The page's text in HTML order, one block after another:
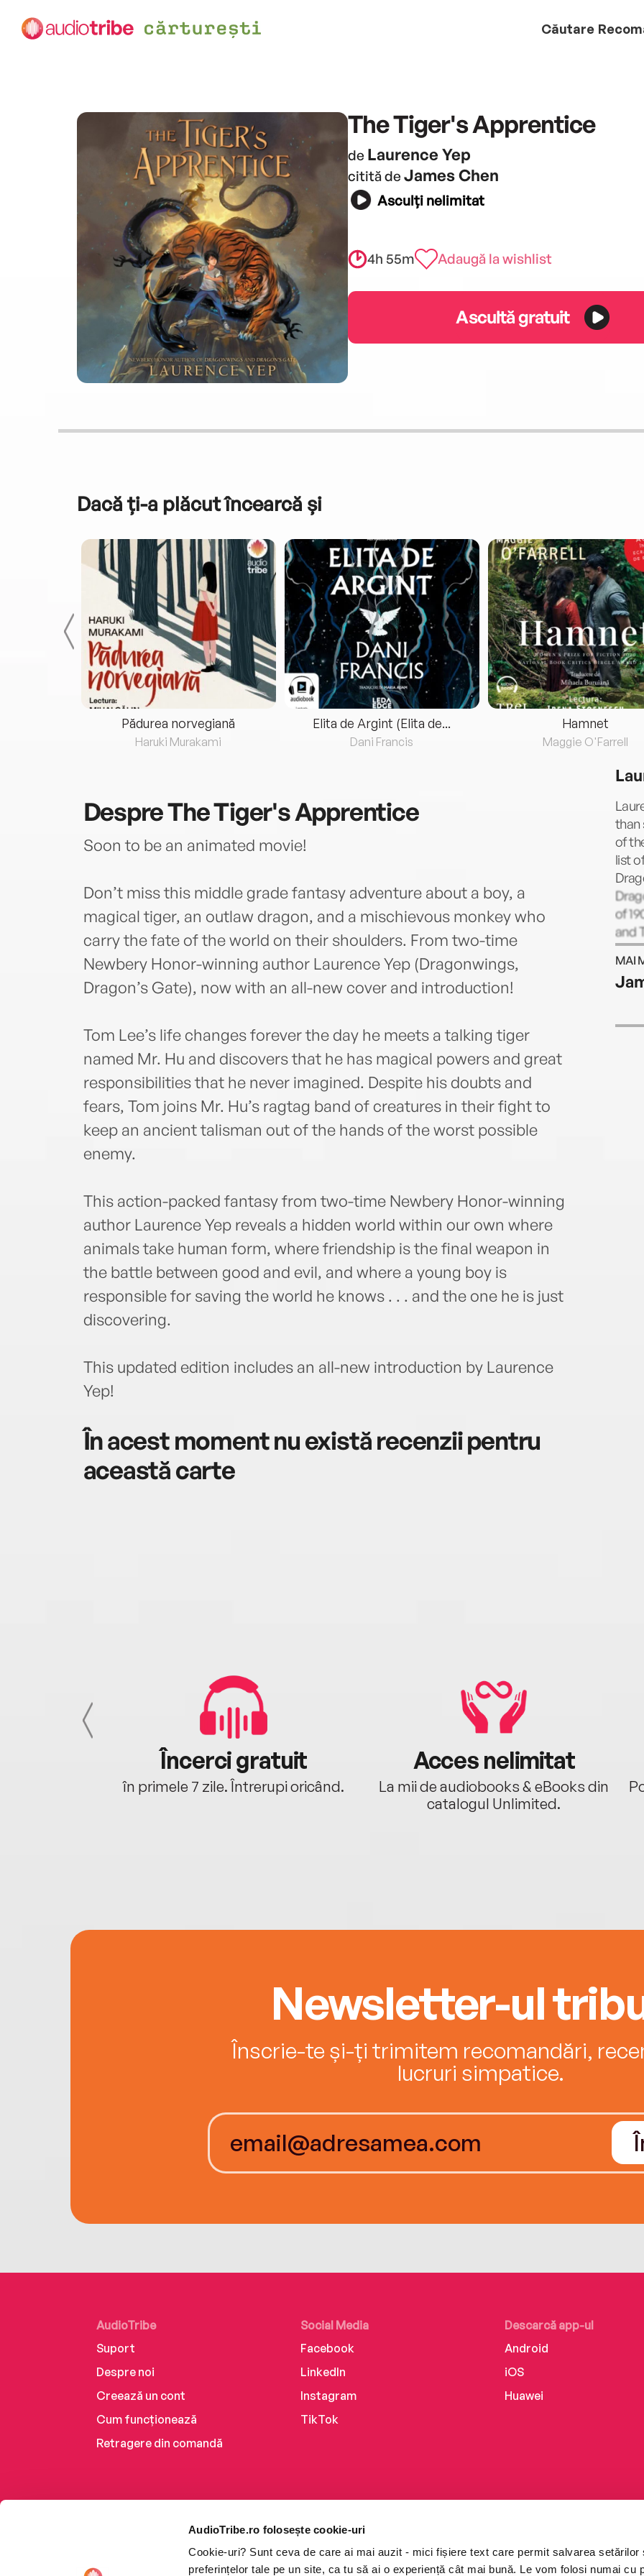
AudioTribe.ro folosește cookie-uri
Cookie-uri? Sunt ceva de care ai mai auzit - mici fișiere text care permit salvarea setărilor
preferințelor tale pe un site, ca tu să ai o experiență cât mai bună. Le vom folosi numai cu
Căutare
The Tiger's Apprentice
de Laurence Yep
citită de James Chen
Asculți nelimitat
4h 55m Adaugă la wishlist
Ascultă gratuit
Dacă ți-a plăcut încearcă și
Pădurea norvegiană
Haruki Murakami
Elita de Argint (Elita de...
Dani Francis
Hamnet
Maggie O'Farrell
DespreThe Tiger's Apprentice
Soon to be an animated movie!
Don’t miss this middle grade fantasy adventure about a boy, a
magical tiger, an outlaw dragon, and a mischievous monkey who
carry the fate of the world on their shoulders. From two-time
Newbery Honor-winning author Laurence Yep (Dragonwings,
Dragon’s Gate), now with an all-new cover and introduction!
Tom Lee’s life changes forever the day he meets a talking tiger
named Mr. Hu and discovers that he has magical powers and great
responsibilities that he never imagined. Despite his doubts and
fears, Tom joins Mr. Hu’s ragtag band of creatures in their fight to
keep an ancient talisman out of the hands of the worst possible
enemy.
This action-packed fantasy from two-time Newbery Honor-winning
author Laurence Yep reveals a hidden world within our own where
animals take human form, where friendship is the final weapon in
the battle between good and evil, and where a young boy is
responsible for saving the world he knows . . . and the one he is just
discovering.
This updated edition includes an all-new introduction by Laurence
Yep!
În acest moment nu există recenzii pentru
această carte
than
of
list
of
and
Yep,
MAI
Încerci gratuit
în primele 7 zile. Întrerupi oricând.
Acces nelimitat
La mii de audiobooks & eBooks din
catalogul Unlimited.
Newsletter-ul
Înscrie-te și-ți trimitem recomandări,
lucruri simpatice.
AudioTribe
Suport
Despre noi
Creează un cont
Cum funcționează
Retragere din comandă
Social Media
Facebook
LinkedIn
Instagram
TikTok
Descarcă app-ul
Android
iOS
Huawei